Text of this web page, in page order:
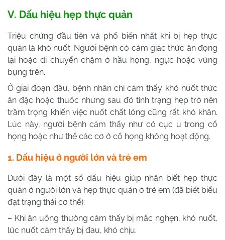
V. Dấu hiệu hẹp thực quản
Triệu chứng đầu tiên và phổ biến nhất khi bị hẹp thực
quản là khó nuốt. Người bệnh có cảm giác thức ăn đọng
lại hoặc di chuyển chậm ở hầu họng, ngực hoặc vùng
bụng trên.
Ở giai đoạn đầu, bệnh nhân chỉ cảm thấy khó nuốt thức
ăn đặc hoặc thuốc nhưng sau đó tình trạng hẹp trở nên
trầm trọng khiến việc nuốt chất lỏng cũng rất khó khăn.
Lúc này, người bệnh cảm thấy như có cục u trong cổ
họng hoặc như thể các cơ ở cổ họng không hoạt động.
1. Dấu hiệu ở người lớn và trẻ em
Dưới đây là một số dấu hiệu giúp nhận biết hẹp thực
quản ở người lớn và hẹp thực quản ở trẻ em (đã biết biểu
đạt trạng thái cơ thể):
– Khi ăn uống thường cảm thấy bị mắc nghẹn, khó nuốt,
lúc nuốt cảm thấy bị đau, khó chịu.